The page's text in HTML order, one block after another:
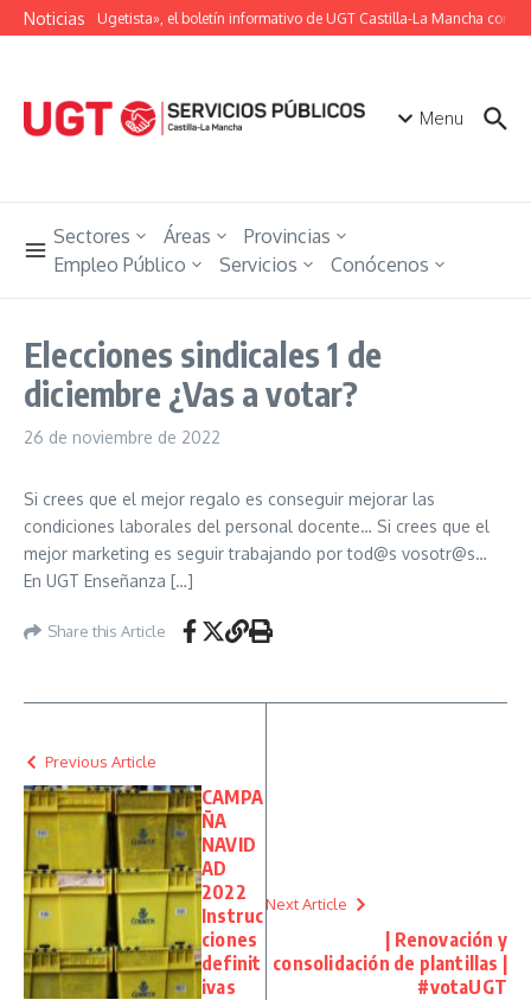
Saltar al contenido
Noticias
«Unión Ugetista», el boletín informativo de UGT Castilla-La Mancha con
Menu
Sectores Áreas
Provincias
Empleo Público
Servicios Conócenos
Elecciones sindicales 1 de
diciembre ¿Vas a votar?
26 de noviembre de 2022
Si crees que el mejor regalo es conseguir mejorar las
condiciones laborales del personal docente… Si crees que el
mejor marketing es seguir trabajando por tod@s vosotr@s…
En UGT Enseñanza […]
Share this Article
Previous Article
CAMPA
ÑA
NAVID
AD
2022
Instruc
ciones
definit
ivas
Next Article
| Renovación y
consolidación de plantillas |
#votaUGT